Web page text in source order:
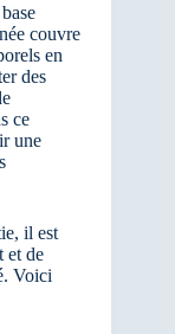
couvre
en
des
ce
une
il est
et de
Voici